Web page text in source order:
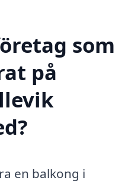
som
på
en balkong i